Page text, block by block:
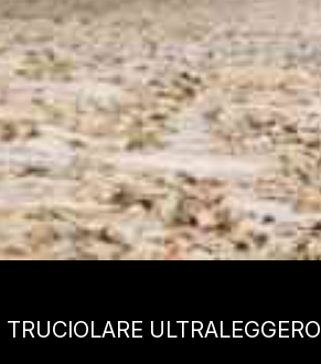
ULTRALEGGERO